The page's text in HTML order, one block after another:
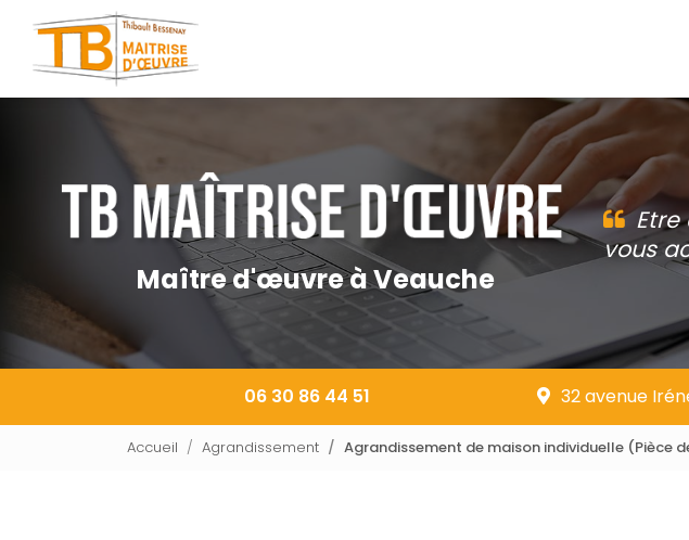
contenu
principal
Maître d'œuvre à Veauche
vous
06 30 86 44 51 32 avenue
Accueil Agrandissement Agrandissement de maison individuelle (Pièce